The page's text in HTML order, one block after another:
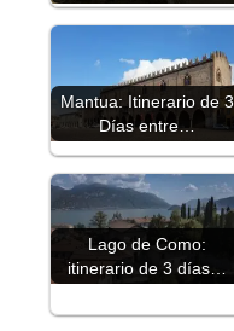
Mantua: Itinerario de 3
Días entre…
Lago de Como:
itinerario de 3 días…